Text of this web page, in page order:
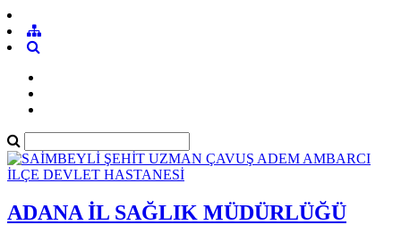
ADANA İL SAĞLIK MÜDÜRLÜĞÜ